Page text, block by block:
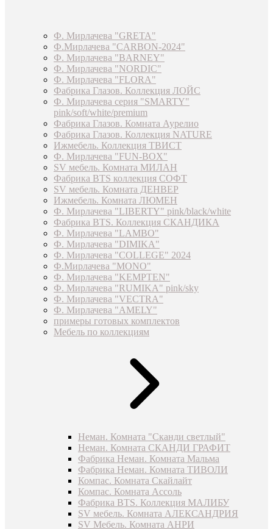
Ф. Мирлачева "GRETA"
Ф.Мирлачева "CARBON-2024"
Ф. Мирлачева "BARNEY"
Ф. Мирлачева "NORDIC"
Ф. Мирлачева "FLORA"
Фабрика Глазов. Коллекция ЛОЙС
Ф. Мирлачева серия "SMARTY"
pink/soft/white/premium
Фабрика Глазов. Комната Аурелио
Фабрика Глазов. Коллекция NATURE
Ижмебель. Коллекция ТВИСТ
Ф. Мирлачева "FUN-BOX"
SV мебель. Комната МИЛАН
Фабрика BTS коллекция СОФТ
SV мебель. Комната ДЕНВЕР
Ижмебель. Комната ЛЮМЕН
Ф. Мирлачева "LIBERTY" pink/black/white
Фабрика BTS. Коллекция СКАНДИКА
Ф. Мирлачева "LAMBO"
Ф. Мирлачева "DIMIKA"
Ф. Мирлачева "COLLEGE" 2024
Ф.Мирлачева "MONO"
Ф. Мирлачева "KEMPTEN"
Ф. Мирлачева "RUMIKA" pink/sky
Ф. Мирлачева "VECTRA"
Ф. Мирлачева "AMELY"
примеры готовых комплектов
Мебель по коллекциям
Неман. Комната "Сканди светлый"
Неман. Комната СКАНДИ ГРАФИТ
Фабрика Неман. Комната Мальма
Фабрика Неман. Комната ТИВОЛИ
Компас. Комната Скайлайт
Компас. Комната Ассоль
Фабрика BTS. Коллекция МАЛИБУ
SV мебель. Комната АЛЕКСАНДРИЯ
SV Мебель. Комната АНРИ